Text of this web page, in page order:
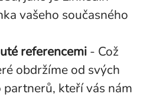
vašeho současného
referencemi - Což
obdržíme od svých
partnerů, kteří vás nám